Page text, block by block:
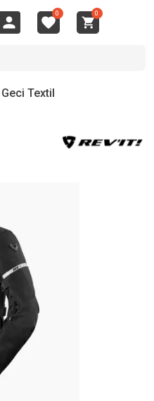
0 0
Geci Textil